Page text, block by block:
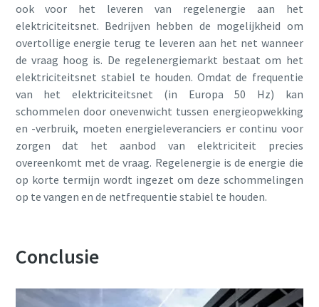
ook voor het leveren van regelenergie aan het
elektriciteitsnet. Bedrijven hebben de mogelijkheid om
overtollige energie terug te leveren aan het net wanneer
de vraag hoog is. De regelenergiemarkt bestaat om het
elektriciteitsnet stabiel te houden. Omdat de frequentie
van het elektriciteitsnet (in Europa 50 Hz) kan
schommelen door onevenwicht tussen energieopwekking
en -verbruik, moeten energieleveranciers er continu voor
zorgen dat het aanbod van elektriciteit precies
overeenkomt met de vraag. Regelenergie is de energie die
op korte termijn wordt ingezet om deze schommelingen
op te vangen en de netfrequentie stabiel te houden.
Conclusie